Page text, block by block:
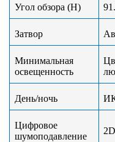
Угол обзора (H) 91.
Затвор
Минимальная
освещенность
День/ночь
Цифровое
шумоподавление